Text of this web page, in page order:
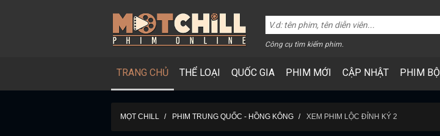
Công cụ tìm kiếm phim.
TRANG CHỦ THỂ LOẠI QUỐC GIA PHIM MỚI CẬP NHẬT PHIM BỘ
MỌT CHILL PHIM TRUNG QUỐC - HỒNG KÔNG XEM PHIM LỘC ĐỈNH KÝ 2